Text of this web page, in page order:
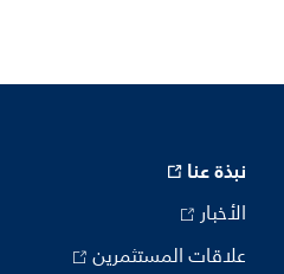
نبذة عنا
الأخبار
علاقات المستثمرين